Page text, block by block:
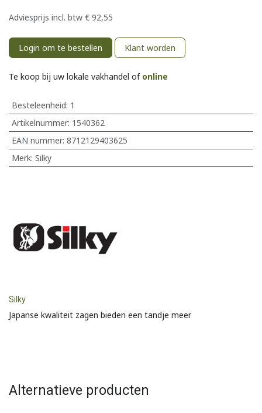
Adviesprijs incl. btw € 92,55
Login om te bestellen Klant worden
Te koop bij uw lokale vakhandel of online
Besteleenheid: 1
Artikelnummer: 1540362
EAN nummer: 8712129403625
Merk: Silky
Silky
Japanse kwaliteit zagen bieden een tandje meer
Alternatieve producten